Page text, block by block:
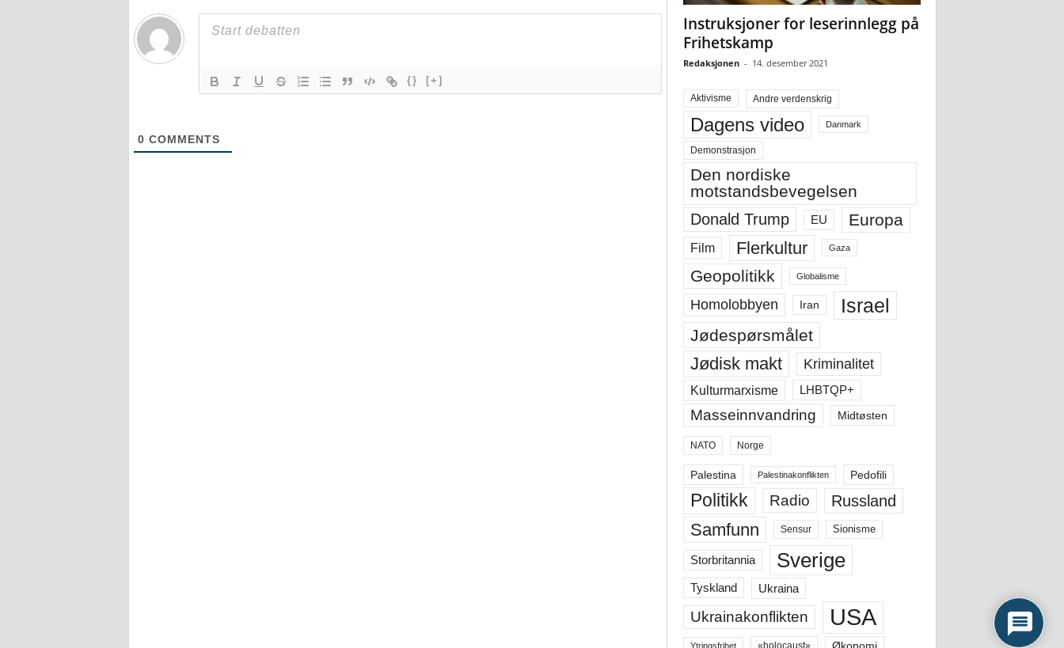
{} [+]
0 COMMENTS
Instruksjoner for leserinnlegg på
Frihetskamp
Redaksjonen - 14. desember 2021
Aktivisme Andre verdenskrig
Dagens video Danmark
Demonstrasjon
Den nordiske
motstandsbevegelsen
Donald Trump EU Europa
Film Flerkultur Gaza
Geopolitikk Globalisme
Homolobbyen Iran Israel
Jødespørsmålet
Jødisk makt Kriminalitet
Kulturmarxisme LHBTQP+
Masseinnvandring Midtøsten
NATO Norge
Palestina Palestinakonflikten Pedofili
Politikk Radio Russland
Samfunn Sensur Sionisme
Storbritannia Sverige
Tyskland Ukraina
Ukrainakonflikten USA
Ytringsfrihet